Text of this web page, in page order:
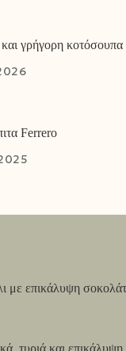
γρήγορη κοτόσουπα
Ferrero
με επικάλυψη
τυριά και